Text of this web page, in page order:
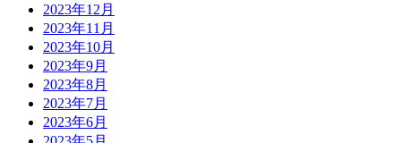
2023年12月
2023年11月
2023年10月
2023年9月
2023年8月
2023年7月
2023年6月